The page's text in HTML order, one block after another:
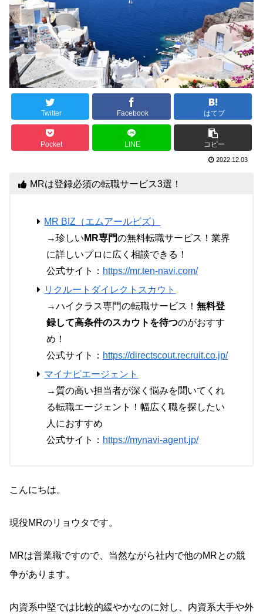
Twitter Facebook はてブ
Pocket LINE コピー
2022.12.03
MRは登録必須の転職サービス3選！
MR BIZ（エムアールビズ）
→珍しい MR専門の無料転職サービス！業界
に詳しいプロに広く相談できる！
公式サイト： https://mr.ten-navi.com/
リクルートダイレクトスカウト
→ハイクラス専門の転職サービス！ 無料登
録して高条件のスカウトを待つのがおすす
め！
公式サイト： https://directscout.recruit.co.jp/
マイナビエージェント
→質の高い担当者が深く悩みを聞いてくれ
る転職エージェント！幅広く職を探したい
人におすすめ
公式サイト： https://mynavi-agent.jp/
こんにちは。
現役MRのリョウタです。
MRは営業職ですので、当然ながら社内で他のMRとの競
争があります。
内資系中堅では比較的緩やかなのに対し、内資系大手や外